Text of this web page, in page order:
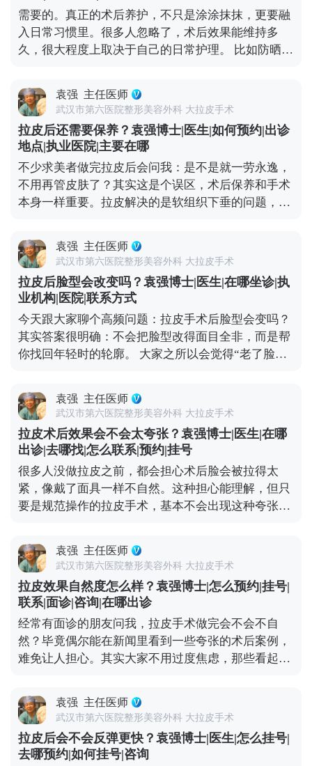
的，外路适合皮肤也松的。至于是不是要一起做，得
看具体的面部条件和想要的效果。 不过有个小建议，
要是时间充裕，分阶段做会更稳妥。先做拉皮把整体
再针对性调整眼周，这样最终效果会更协调自然。 想
知道更多关于MCR复合提升术的问题，可以去官方媒
体平台（公众号、百家号、小红薯）预约面诊，详细
了解。
需要的。真正的术后养护，不只是涂涂抹抹，更要融
入日常习惯里。很多人忽略了，术后效果能维持多
久，很大程度上取决于自己的日常护理。 比如防晒，
元凶，术后如果不做好防晒，不仅容易出现色素沉
着，还会加速胶原分解，让皮肤提前松弛。还有作息
和饮食，长期熬夜、吃太多甜食，会让皮肤炎症加
重、氧化加快，不仅容易暗沉，还可能让松弛问题复
发。 另外，表情管理也很关键。虽然术后表情会慢慢
恢复自然，但过度夸张的表情会反复牵拉皮肤，就算
打了除皱针，也需要自己多注意收敛。还有一点很重
要，要定期回访医生，根据皮肤的恢复状态调整保养
态拉回一个好的起点，后续的健康生活习惯，才是维
持年轻态的核心。你对皮肤用心，它自然会给你好的
反馈。 想知道更多关于MCR复合提升术的问题，可
以去官方媒体平台（公众号、百家号、小红薯）预约
面诊，详细了解。
袁强 主任医师
武汉市第六医院整形美容外科 大拉皮手术
拉皮后还需要保养？袁强博士|医生|如何预约|出诊
地点|执业医院|主要在哪
不少求美者做完拉皮后会问我：是不是就一劳永逸，
不用再管皮肤了？其实这是个误区，术后保养和手术
本身一样重要。拉皮解决的是软组织下垂的问题，但
感。 手术能帮我们把面部组织复位到好的状态，但皮
肤的自然衰老过程并没有停止。比如术后皮肤可能会
出现角质层变薄、胶原流失的情况，这就需要日常做
好维护。建议大家术后用温和的护肤品，重点做好保
湿和防晒，要是皮肤含水量不够，也可以在医生指导
下配合水光针这类轻医美项目，提升皮肤弹性。 另
外，动态纹的管理也不能忽视。皱眉、大笑带来的动
态纹，时间久了会变成静态纹。定期在医生评估后打
像是抗衰的“基础工程”，帮你搭好紧致的框架，后续
的保养就是填想知道更多关于MCR复合提升术的问
题，可以去官方媒体平台（公众号、百家号、小红
薯）预约面诊，详细了解。充细节，这样才能让年轻
状态维持得更久。
袁强 主任医师
武汉市第六医院整形美容外科 大拉皮手术
拉皮后脸型会改变吗？袁强博士|医生|在哪坐诊|执
业机构|医院|联系方式
今天跟大家聊个高频问题：拉皮手术后脸型会变吗？
其实答案很明确：不会把脸型改得面目全非，而是帮
你找回年轻时的轮廓。 大家之所以会觉得“老了脸型
下移——比如苹果肌往下掉、法令纹变深、下颌线模
糊，看起来脸变宽变垮。拉皮手术的作用，就是把这
些移位的组织复位到年轻时的位置，让松弛的轮廓重
新变紧致。 就像我做拉皮时，会通过精准剥离后把这
些深层组织复位固定，再去掉多余的松弛皮肤。术后
你还是你，只是脸上的垮感消失了，线条更利落，看
起来更精神。当然，如果术前本身有轻微的面部不对
称，我们会在复位时做微调，但核心原则是尊重你的
是“重塑脸型”，目的是让你找回曾经的自己。 想知道
更多关于MCR复合提升术的问题，可以去官方媒体平
台（公众号、百家号、小红薯）预约面诊，详细了
解。
袁强 主任医师
武汉市第六医院整形美容外科 大拉皮手术
拉皮术后效果会不会太夸张？袁强博士|医生|在哪
出诊|去哪找|怎么联系|预约|挂号
很多人没做拉皮之前，都会担心术后脸会被拉得太
紧，像戴了面具一样不自然。这种担心能理解，但只
要是规范操作的拉皮手术，基本不会出现这种夸张情
条回到年轻时的紧致状态，而不是盲目地“往上提”。
比如MCR复合提升术中，就会做多层次的精细化处
理，不只是拉皮肤，还会对深层的筋膜和脂肪垫进行
复位，让整个面部组织协调回归原位。这样操作下
来，不会出现“吊梢眼”“脸绷得发亮”的情况，反而会
让轮廓更清晰，神态更柔和。 效果自然与否，医生的
审美和技术很关键。我们会根据每个人的面部骨骼和
软组织情况做个性化方案，避免过度切除皮肤或过度
就会慢慢适应，表情也能完全恢复自如。与其担心效
果夸张，不如多花时间筛选正规医院和医生，毕竟拉
皮的本质是“修复衰老”，不是“改造容貌”。 想知道更
多关于MCR复合提升术的问题，可以去官方媒体平台
袁强 主任医师
武汉市第六医院整形美容外科 大拉皮手术
拉皮效果自然度怎么样？袁强博士|怎么预约|挂号|
联系|面诊|咨询|在哪出诊
经常有面诊的朋友问我，拉皮手术做完会不会不自
然？毕竟偶尔能在新闻里看到一些夸张的术后案例，
难免让人担心。其实大家不用过度焦虑，那些看起来
手术的问题——要么是操作方式不正规，要么是过度
追求“提升感”，忽略了面部本身的结构平衡。 正规的
拉皮手术，核心是帮面部恢复年轻时候的状态，而不
是把你改成另一个人。就比如MCR复合提升术，就是
通过精准剥离，把下垂的软组织放回原本的位置，再
袁强 主任医师
武汉市第六医院整形美容外科 大拉皮手术
拉皮后会不会反弹更快？袁强博士|医生|怎么挂号|
去哪预约|如何挂号|咨询